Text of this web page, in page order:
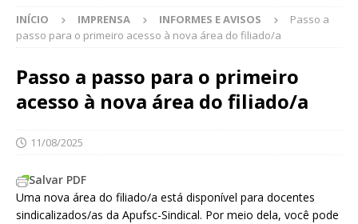
INÍCIO IMPRENSA INFORMES E AVISOS
Passo a
passo para o primeiro acesso à nova área do filiado/a
Passo a passo para o primeiro
acesso à nova área do filiado/a
11/08/2025
Salvar PDF
Uma nova área do filiado/a está disponível para docentes
sindicalizados/as da Apufsc-Sindical. Por meio dela, você pode